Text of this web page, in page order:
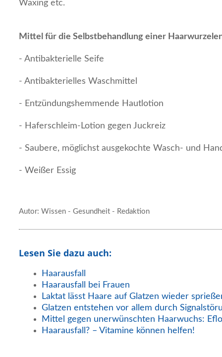
Waxing etc.
Mittel für die Selbstbehandlung einer
- Antibakterielle Seife
- Antibakterielles Waschmittel
- Entzündungshemmende Hautlotion
- Haferschleim-Lotion gegen Juckreiz
- Saubere, möglichst ausgekochte Wasch- und
- Weißer Essig
Autor: Wissen - Gesundheit - Redaktion
Lesen Sie dazu auch:
Haarausfall
Haarausfall bei Frauen
Laktat lässt Haare auf Glatzen wieder
Glatzen entstehen vor allem durch
Mittel gegen unerwünschten Haarwuchs:
Haarausfall? – Vitamine können helfen!